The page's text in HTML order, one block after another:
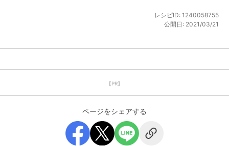
レシピID: 1240058755
公開日: 2021/03/21
【PR】
ページをシェアする